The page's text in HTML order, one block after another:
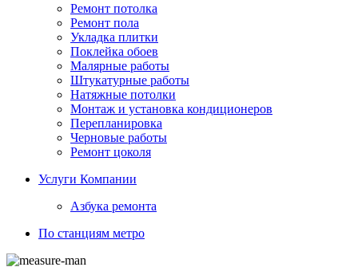
Ремонт потолка
Ремонт пола
Укладка плитки
Поклейка обоев
Малярные работы
Штукатурные работы
Натяжные потолки
Монтаж и установка кондиционеров
Перепланировка
Черновые работы
Ремонт цоколя
Услуги Компании
Азбука ремонта
По станциям метро